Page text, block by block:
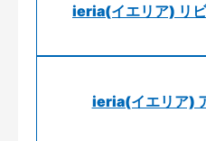
ieria(イエリア) リ
ieria(イエリア)